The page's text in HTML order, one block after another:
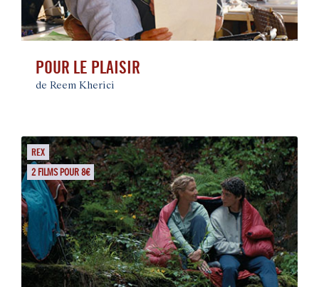
POUR LE PLAISIR
de Reem Kherici
REX
2 FILMS POUR 8€